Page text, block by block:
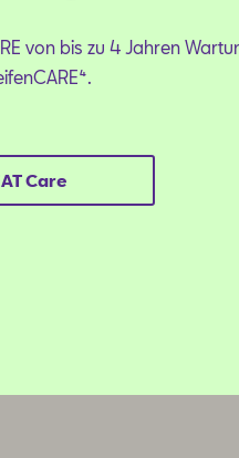
von bis zu 4 Jahren
Care